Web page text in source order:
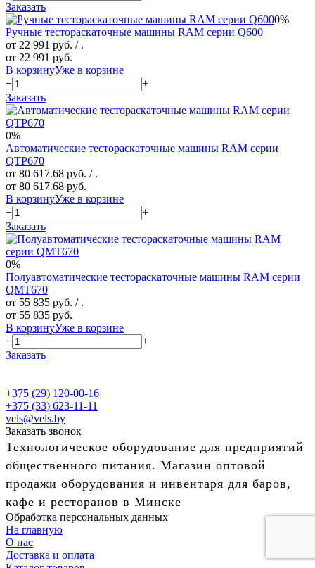
Заказать
0%
Ручные тестораскаточные машины RAM серии Q600
от 22 991 руб. / .
от 22 991 руб.
В корзинуУже в корзине
−
+
Заказать
0%
Автоматические тестораскаточные машины RAM серии
QTP670
от 80 617.68 руб. / .
от 80 617.68 руб.
В корзинуУже в корзине
−
+
Заказать
0%
Полуавтоматические тестораскаточные машины RAM серии
QMT670
от 55 835 руб. / .
от 55 835 руб.
В корзинуУже в корзине
−
+
Заказать
+375 (29) 120-00-16
+375 (33) 623-11-11
vels@vels.by
Заказать звонок
Технологическое оборудование для предприятий
общественного питания. Магазин оптовой
продажи оборудования и инвентаря для баров,
кафе и ресторанов в Минске
Обработка персональных данных
На главную
О нас
Доставка и оплата